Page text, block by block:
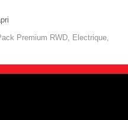
Premium RWD, Electrique,